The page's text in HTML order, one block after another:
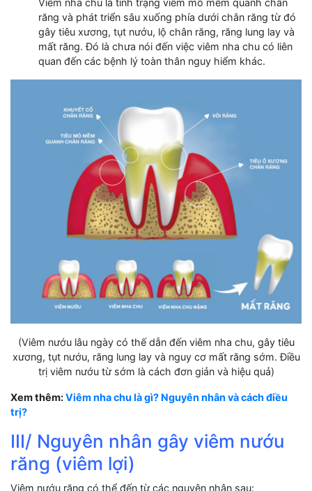
Viêm nha chu là tình trạng viêm mô mềm quanh chân
răng và phát triển sâu xuống phía dưới chân răng từ đó
gây tiêu xương, tụt nướu, lộ chân răng, răng lung lay và
mất răng. Đó là chưa nói đến việc viêm nha chu có liên
quan đến các bệnh lý toàn thân nguy hiểm khác.
(Viêm nướu lâu ngày có thế dẫn đến viêm nha chu, gây tiêu
xương, tụt nướu, răng lung lay và nguy cơ mất răng sớm. Điều
trị viêm nướu từ sớm là cách đơn giản và hiệu quả)
Xem thêm:Viêm nha chu là gì? Nguyên nhân và cách điều
trị?
III/ Nguyên nhân gây viêm nướu
răng (viêm lợi)
Viêm nướu răng có thể đến từ các nguyên nhân sau: